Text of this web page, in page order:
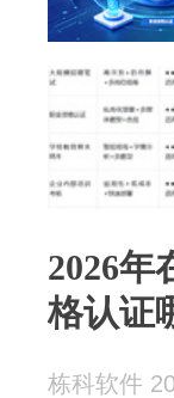
2026年
格认证
栋科软件